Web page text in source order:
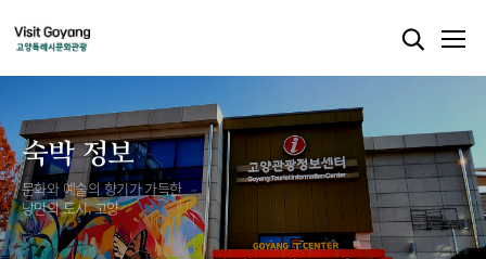
숙박 정보
문화와 예술의 향기가 가득한
낭만의 도시, 고양